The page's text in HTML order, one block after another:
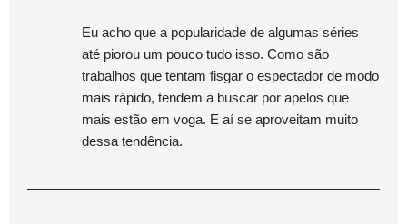
Eu acho que a popularidade de algumas séries
até piorou um pouco tudo isso. Como são
trabalhos que tentam fisgar o espectador de modo
mais rápido, tendem a buscar por apelos que
mais estão em voga. E aí se aproveitam muito
dessa tendência.